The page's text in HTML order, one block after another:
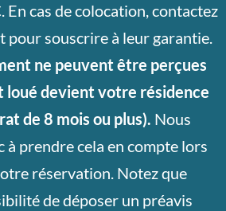
En cas de colocation, contactez
pour souscrire à leur garantie.
ne peuvent être perçues
loué devient votre résidence
de 8 mois ou plus). Nous
à prendre cela en compte lors
réservation. Notez que
de déposer un préavis